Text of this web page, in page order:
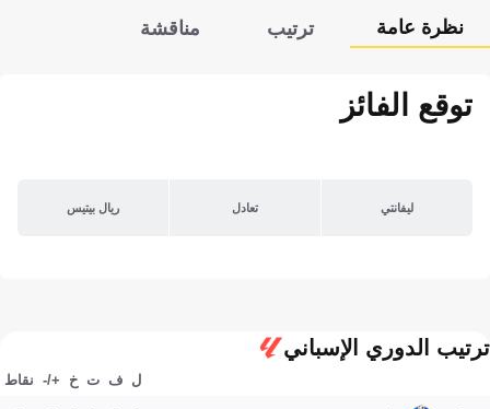
نظرة عامة ترتيب مناقشة
توقع الفائز
ليفانتي تعادل ريال بيتيس
ترتيب الدوري الإسباني
ل ف ت خ +/- نقاط